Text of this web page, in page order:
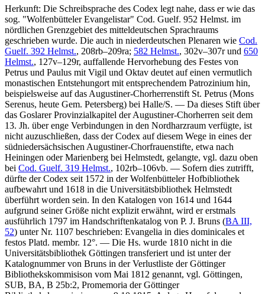
Herkunft: Die Schreibsprache des Codex legt nahe, dass er wie das
sog. "Wolfenbütteler Evangelistar" Cod. Guelf. 952 Helmst. im
nördlichen Grenzgebiet des mitteldeutschen Sprachraums
geschrieben wurde. Die auch in niederdeutschen Plenaren wie Cod.
Guelf. 392 Helmst., 208rb–209ra; 582 Helmst., 302v–307r und 650
Helmst., 127v–129r, auffallende Hervorhebung des Festes von
Petrus und Paulus mit Vigil und Oktav deutet auf einen vermutlich
monastischen Entstehungort mit entsprechendem Patrozinium hin,
beispielsweise auf das Augustiner-Chorherrenstift St. Petrus (Mons
Serenus, heute Gem. Petersberg) bei Halle/S. — Da dieses Stift über
das Goslarer Provinzialkapitel der Augustiner-Chorherren seit dem
13. Jh. über enge Verbindungen in den Nordharzraum verfügte, ist
nicht auzuschließen, dass der Codex auf diesem Wege in eines der
südniedersächsischen Augustiner-Chorfrauenstifte, etwa nach
Heiningen oder Marienberg bei Helmstedt, gelangte, vgl. dazu oben
bei Cod. Guelf. 319 Helmst., 102rb–106vb. — Sofern dies zutrifft,
dürfte der Codex seit 1572 in der Wolfenbütteler Hofbibliothek
aufbewahrt und 1618 in die Universitätsbibliothek Helmstedt
überführt worden sein. In den Katalogen von 1614 und 1644
aufgrund seiner Größe nicht explizit erwähnt, wird er erstmals
ausführlich 1797 im Handschriftenkatalog von P. J. Bruns (BA III,
52) unter Nr. 1107 beschrieben: Evangelia in dies dominicales et
festos Platd. membr. 12°. — Die Hs. wurde 1810 nicht in die
Universitätsbibliothek Göttingen transferiert und ist unter der
Katalognummer von Bruns in der Verlustliste der Göttinger
Bibliothekskommisison vom Mai 1812 genannt, vgl. Göttingen,
SUB, BA, B 25b:2, Promemoria der Göttinger